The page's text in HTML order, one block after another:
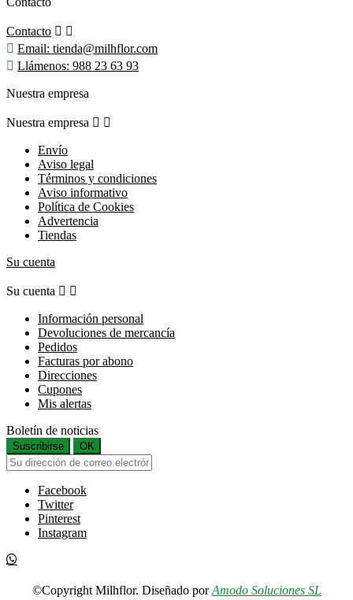
Contacto  
 Email: tienda@milhflor.com
 Llámenos: 988 23 63 93
Nuestra empresa
Nuestra empresa  
Envío
Aviso legal
Términos y condiciones
Aviso informativo
Política de Cookies
Advertencia
Tiendas
Su cuenta
Su cuenta  
Información personal
Devoluciones de mercancía
Pedidos
Facturas por abono
Direcciones
Cupones
Mis alertas
Boletín de noticias
Suscribirse OK
Facebook
Twitter
Pinterest
Instagram
©Copyright Milhflor. Diseñado porAmodo Soluciones SL